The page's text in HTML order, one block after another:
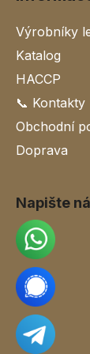
Výrobníky
Katalog
HACCP
📞 Kontakty
Obchodní
Doprava
Napište